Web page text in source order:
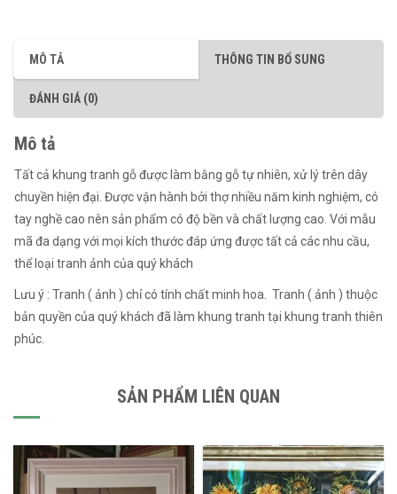
MÔ TẢ THÔNG TIN BỔ SUNG
ĐÁNH GIÁ (0)
Mô tả
Tất cả khung tranh gỗ được làm bằng gỗ tự nhiên, xử lý trên dây
chuyền hiện đại. Được vận hành bởi thợ nhiều năm kinh nghiệm, có
tay nghề cao nên sản phẩm có độ bền và chất lượng cao. Với mẫu
mã đa dạng với mọi kích thước đáp ứng được tất cả các nhu cầu,
thể loại tranh ảnh của quý khách
Lưu ý : Tranh ( ảnh ) chỉ có tính chất minh hoa. Tranh ( ảnh ) thuộc
bản quyền của quý khách đã làm khung tranh tại khung tranh thiên
phúc.
SẢN PHẨM LIÊN QUAN